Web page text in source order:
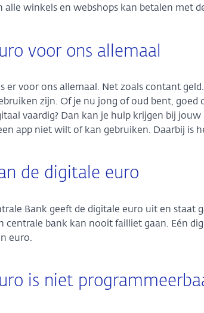
alle winkels en webshops kan betalen met
voor ons allemaal
er voor ons allemaal. Net zoals contant
zijn. Of je nu jong of oud bent,
vaardig? Dan kan je hulp krijgen bij
app niet wilt of kan gebruiken. Daarbij is
de digitale euro
Bank geeft de digitale euro uit en staat
centrale bank kan nooit failliet gaan. Eén
euro.
is niet